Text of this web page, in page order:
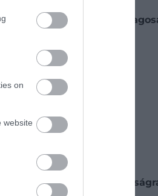
on
website
is tartalmaz, jelenleg
1500 kilométeres